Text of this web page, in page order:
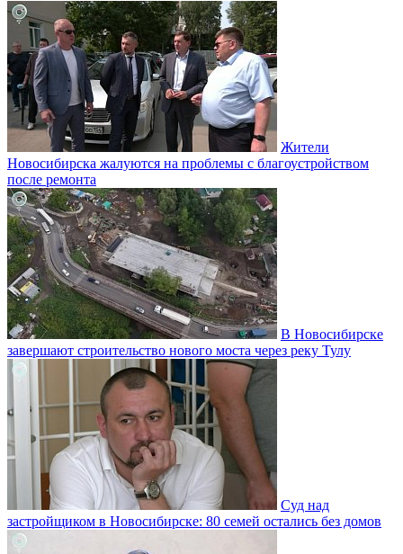
Жители
Новосибирска жалуются на проблемы с благоустройством
после ремонта
В Новосибирске
завершают строительство нового моста через реку Тулу
Суд над
застройщиком в Новосибирске: 80 семей остались без домов